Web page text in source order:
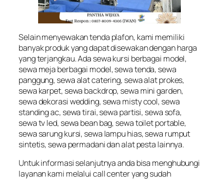
Selain menyewakan tenda plafon, kami memiliki
banyak produk yang dapat disewakan dengan harga
yang terjangkau. Ada sewa kursi berbagai model,
sewa meja berbagai model, sewa tenda, sewa
panggung, sewa alat catering, sewa alat prokes,
sewa karpet, sewa backdrop, sewa mini garden,
sewa dekorasi wedding, sewa misty cool, sewa
standing ac, sewa tirai, sewa partisi, sewa sofa,
sewa tv led, sewa bean bag, sewa toilet portable,
sewa sarung kursi, sewa lampu hias, sewa rumput
sintetis, sewa permadani dan alat pesta lainnya.
Untuk informasi selanjutnya anda bisa menghubungi
layanan kami melalui call center yang sudah